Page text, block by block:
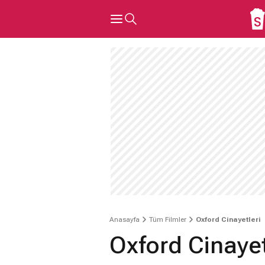
Anasayfa Tüm Filmler Oxford Cinayetleri
Oxford